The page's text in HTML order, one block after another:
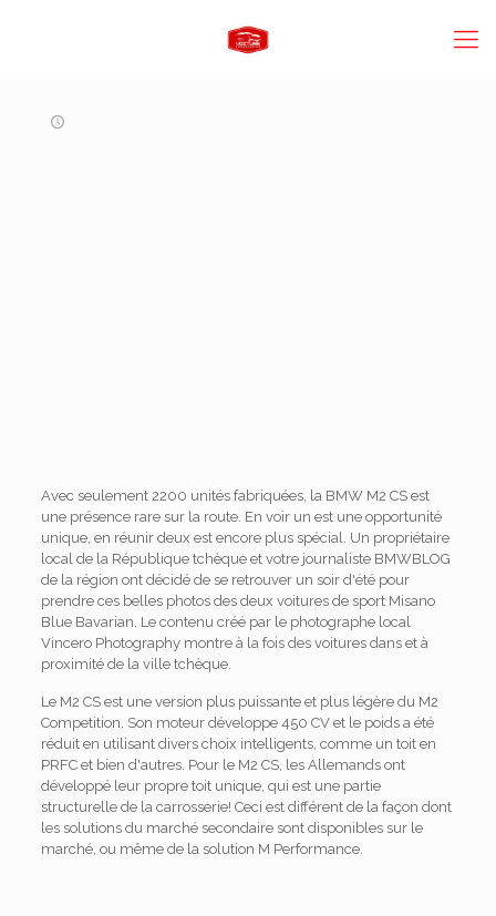
Avec seulement 2200 unités fabriquées, la BMW M2 CS est
une présence rare sur la route. En voir un est une opportunité
unique, en réunir deux est encore plus spécial. Un propriétaire
local de la République tchèque et votre journaliste BMWBLOG
de la région ont décidé de se retrouver un soir d'été pour
prendre ces belles photos des deux voitures de sport Misano
Blue Bavarian. Le contenu créé par le photographe local
Vincero Photography montre à la fois des voitures dans et à
proximité de la ville tchèque.
Le M2 CS est une version plus puissante et plus légère du M2
Competition. Son moteur développe 450 CV et le poids a été
réduit en utilisant divers choix intelligents, comme un toit en
PRFC et bien d'autres. Pour le M2 CS, les Allemands ont
développé leur propre toit unique, qui est une partie
structurelle de la carrosserie! Ceci est différent de la façon dont
les solutions du marché secondaire sont disponibles sur le
marché, ou même de la solution M Performance.